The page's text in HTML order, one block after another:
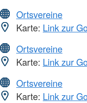
Ortsvereine
Karte: Link zur
Ortsvereine
Karte: Link zur
Ortsvereine
Karte: Link zur